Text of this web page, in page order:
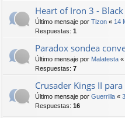
Heart of Iron 3 -
Último mensaje por Tizon « 14
Respuestas: 1
Paradox sondea
Último mensaje por Malatesta «
Respuestas: 7
Crusader Kings II
Último mensaje por Guerrilla «
Respuestas: 16